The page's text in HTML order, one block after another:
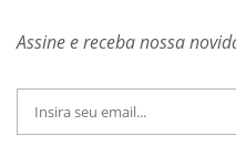
Assine e receba nossa